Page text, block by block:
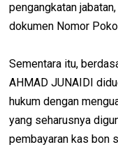
pengangkatan
dokumen Nomor
Sementara itu,
AHMAD JUNAIDI
hukum dengan
yang seharusnya
pembayaran kas bon